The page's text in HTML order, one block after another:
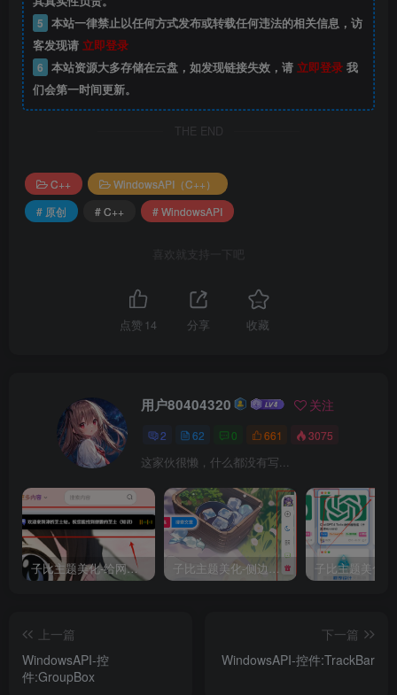
5 本站一律禁止以任何方式发布或转载任何违法的相关信息，访
客发现请 立即登录
6 本站资源大多存储在云盘，如发现链接失效，请 立即登录 我
们会第一时间更新。
THE END
C++
WindowsAPI（C++）
# 原创
# C++ # WindowsAPI
喜欢就支持一下吧
点赞 14 分享 收藏
用户80404320 关注
2 62 0 661 3075
这家伙很懒，什么都没有写...
子比主题美化-给网站添加一个正在浏览灵动岛 子比主题美化-侧边悬浮按钮美化
上一篇
WindowsAPI-控
件:GroupBox
下一篇
WindowsAPI-控件:TrackBar